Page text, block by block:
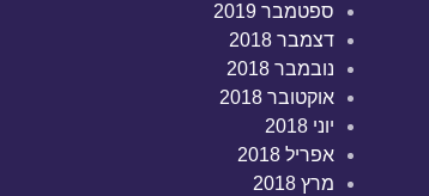
ספטמבר 2019
דצמבר 2018
נובמבר 2018
אוקטובר 2018
יוני 2018
אפריל 2018
מרץ 2018